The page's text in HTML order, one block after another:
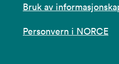
Bruk av
Personvern i NORCE